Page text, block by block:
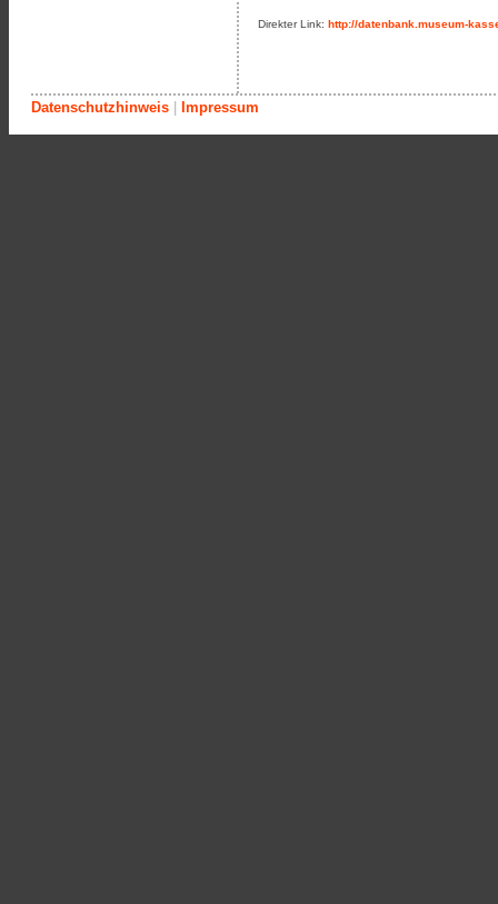
Direkter Link: http://datenbank.museum-
Datenschutzhinweis Impressum